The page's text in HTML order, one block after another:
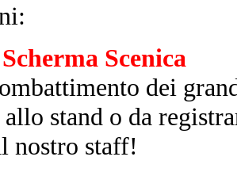
Scenica
dei
allo stand o da
nostro staff!